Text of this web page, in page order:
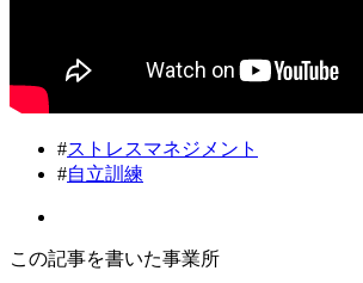
#ストレスマネジメント
#自立訓練
この記事を書いた事業所